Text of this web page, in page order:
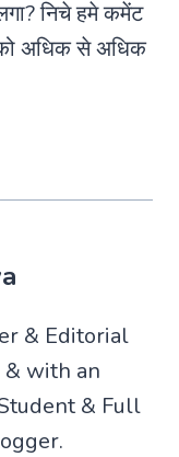
निचे हमे कमेंट
अधिक से अधिक
& Editorial
& with an
& Full